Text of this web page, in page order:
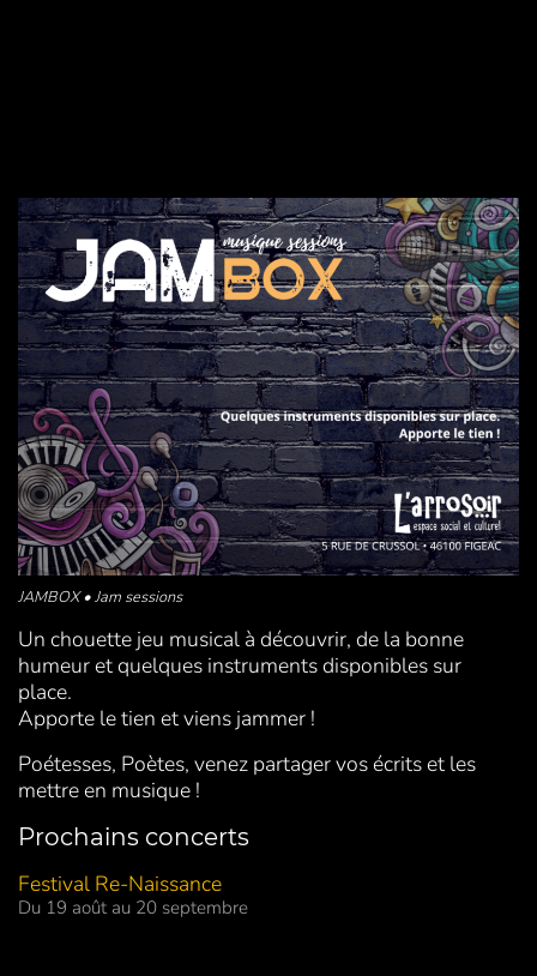
JAMBOX • Jam sessions
Un chouette jeu musical à découvrir, de la bonne
humeur et quelques instruments disponibles sur
place.
Apporte le tien et viens jammer !
Poétesses, Poètes, venez partager vos écrits et les
mettre en musique !
Prochains concerts
Festival Re-Naissance
Du 19 août au 20 septembre